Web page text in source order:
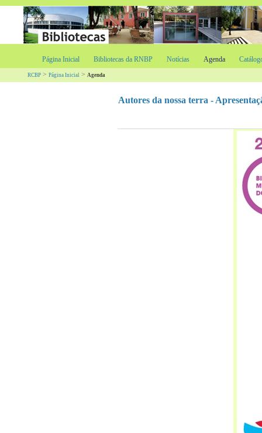
Página Inicial Bibliotecas da RNBP Notícias Agenda
RCBP > Página Inicial > Agenda
Autores da nossa terra -